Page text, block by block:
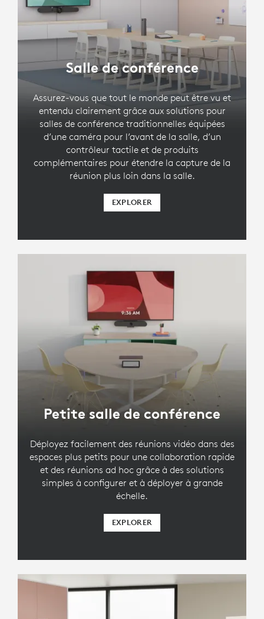
LOGITECH TAP IP
Contrôleur tactile pour salles de
réunion avec connectivité PoE
Salle de conférence
Assurez-vous que tout le monde peut être vu et
entendu clairement grâce aux solutions pour
salles de conférence traditionnelles équipées
d’une caméra pour l’avant de la salle, d’un
contrôleur tactile et de produits
complémentaires pour étendre la capture de la
réunion plus loin dans la salle.
EXPLORER
Petite salle de conférence
Déployez facilement des réunions vidéo dans des
espaces plus petits pour une collaboration rapide
et des réunions ad hoc grâce à des solutions
simples à configurer et à déployer à grande
échelle.
EXPLORER